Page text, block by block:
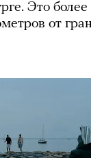
Это
от